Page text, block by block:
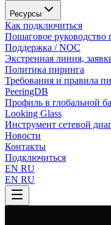
Ресурсы
Как подключиться
Пошаговое
Поддержка / NOC
Экстренная линия,
Политика пиринга
Требования и правила
PeeringDB
Профиль в глобальной
Looking Glass
Инструмент сетевой
Новости
Контакты
Подключиться
EN RU
EN RU